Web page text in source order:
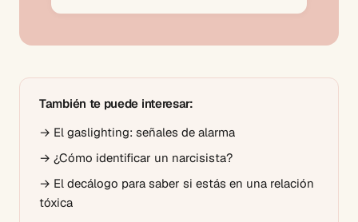
También te puede interesar:
→ El gaslighting: señales de alarma
→ ¿Cómo identificar un narcisista?
→ El decálogo para saber si estás en una relación
tóxica